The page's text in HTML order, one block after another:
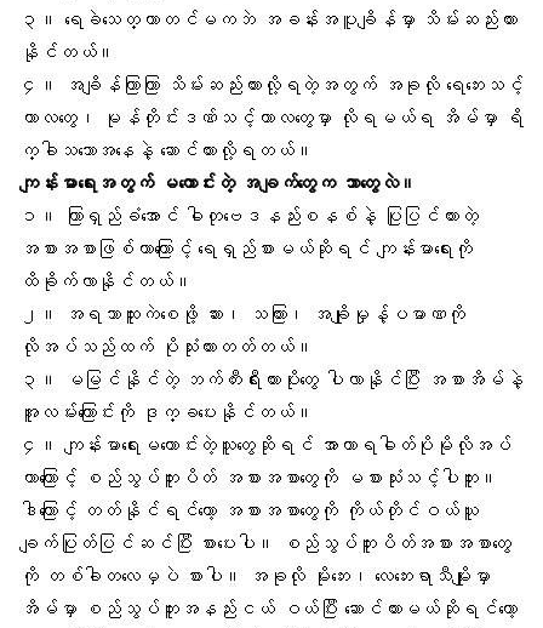
၃။ ရေခဲသေတ္တာတင်မကဘဲ အခန်းအပူချိန်မှာ သိမ်းဆည်းထား
နိုင်တယ်။
၄။ အချိန်ကြာကြာ သိမ်းဆည်းထားလို့ရတဲ့အတွက် အခုလို ရေဘေးသင့်
ကာလတွေ၊ မုန်တိုင်းဒဏ်သင့်ကာလတွေမှာ လိုရမယ်ရ အိမ်မှာ ရိ
က္ခါသဘောအနေနဲ့ ဆောင်ထားလို့ရတယ်။
ကျန်းမာရေးအတွက် မကောင်းတဲ့ အချက်တွေက ဘာတွေလဲ။
၁။ ကြာရှည်ခံအောင် ဓါတုဗေဒနည်းစနစ်နဲ့ ပြုပြင်ထားတဲ့
အစားအစာဖြစ်တာကြောင့် ရေရှည်စားမယ်ဆိုရင် ကျန်းမာရေးကို
ထိခိုက်လာနိုင်တယ်။
၂။ အရသာထူးကဲစေဖို့ ဆား၊ သကြား၊
အချိုမှုန့် ပမာဏကို
လိုအပ်သည်ထက် ပိုသုံးထားတတ်တယ်။
၃။ မမြင်နိုင်တဲ့ ဘက်တီးရီးယားပိုးတွေ ပါလာနိုင်ပြီး အစာအိမ်နဲ့
အူလမ်းကြောင်းကို ဒုက္ခပေးနိုင်တယ်။
၄။ ကျန်းမာရေးမကောင်းတဲ့သူတွေဆိုရင် အာဟာရဓါတ်ပိုမိုလိုအပ်
တာကြောင့် စည်သွပ်ဘူးပိတ် အစားအစာတွေကို မစားသုံးသင့်ပါဘူး။
ဒါကြောင့် တတ်နိုင်ရင်တော့ အစားအစာတွေကို ကိုယ်တိုင်ဝယ်ယူ
ချက်ပြုတ်ပြင်ဆင်ပြီး စားပေးပါ။ စည်သွပ်ဘူးပိတ်အစားအစာတွေ
ကို တစ်ခါတလေမှပဲ စားပါ။ အခုလို မိုးဘေး၊ လေဘေးရာသီမျိုးမှာ
အိမ်မှာ စည်သွပ်ဘူးအနည်းငယ် ဝယ်ပြီး ဆောင်ထားမယ်ဆိုရင်တော့